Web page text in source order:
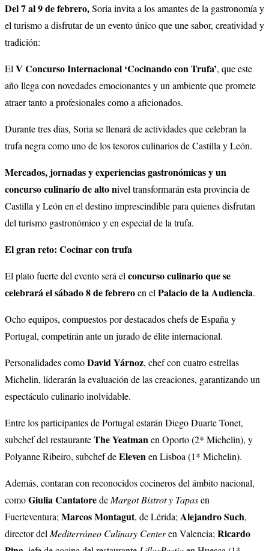
Del 7 al 9 de febrero,Soria invita a los amantes de la gastronomía y
el turismo a disfrutar de un evento único que une sabor, creatividad y
tradición:
El V Concurso Internacional ‘Cocinando con Trufa’, que este
año llega con novedades emocionantes y un ambiente que promete
atraer tanto a profesionales como a aficionados.
Durante tres días, Soria se llenará de actividades que celebran la
trufa negra como uno de los tesoros culinarios de Castilla y León.
Mercados, jornadas y experiencias gastronómicas y un
concurso culinario de alto nivel transformarán esta provincia de
Castilla y León en el destino imprescindible para quienes disfrutan
del turismo gastronómico y en especial de la trufa.
El gran reto: Cocinar con trufa
El plato fuerte del evento será el concurso culinario que se
celebrará el sábado 8 de febreroen el Palacio de la Audiencia.
Ocho equipos, compuestos por destacados chefs de España y
Portugal, competirán ante un jurado de élite internacional.
Personalidades comoDavid Yárnoz, chef con cuatro estrellas
Michelin, liderarán la evaluación de las creaciones, garantizando un
espectáculo culinario inolvidable.
Entre los participantes de Portugal estarán Diego Duarte Tonet,
subchef del restauranteThe Yeatmanen Oporto (2* Michelin), y
Polyanne Ribeiro, subchef deElevenen Lisboa (1* Michelin).
Además, contaran con reconocidos cocineros del ámbito nacional,
comoGiulia Cantatorede Margot Bistrot y Tapasen
Fuerteventura; Marcos Montagut, de Lérida; Alejandro Such,
director del Mediterráneo Culinary Centeren Valencia; Ricardo